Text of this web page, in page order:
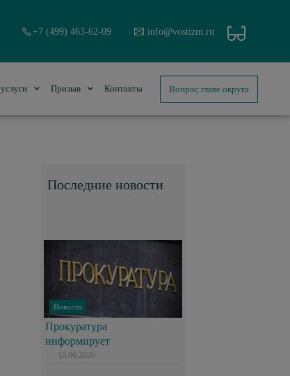
+7 (499) 463-62-09 info@vostizm.ru
Призыв Контакты Вопрос главе округа
Последние новости
Новости
Прокуратура
информирует
10.06.2026